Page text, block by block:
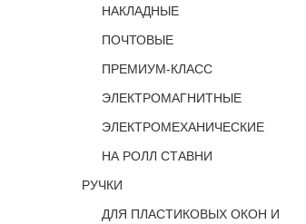
НАКЛАДНЫЕ
ПОЧТОВЫЕ
ПРЕМИУМ-КЛАСС
ЭЛЕКТРОМАГНИТНЫЕ
ЭЛЕКТРОМЕХАНИЧЕСКИЕ
НА РОЛЛ СТАВНИ
РУЧКИ
ДЛЯ ПЛАСТИКОВЫХ ОКОН И